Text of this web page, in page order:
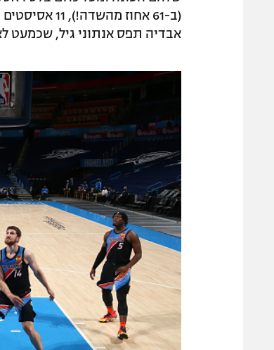
אבדיה תפס אנתוני גיל, שכמעט לא זכה